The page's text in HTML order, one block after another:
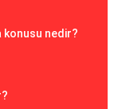
konusu nedir?